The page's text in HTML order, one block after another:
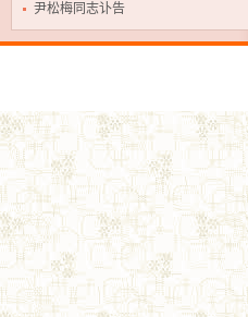
尹松梅同志讣告